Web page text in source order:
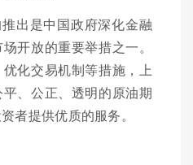
出是中国政府深化金融
开放的重要举措之一。
化交易机制等措施，上
、公正、透明的原油期
者提供优质的服务。